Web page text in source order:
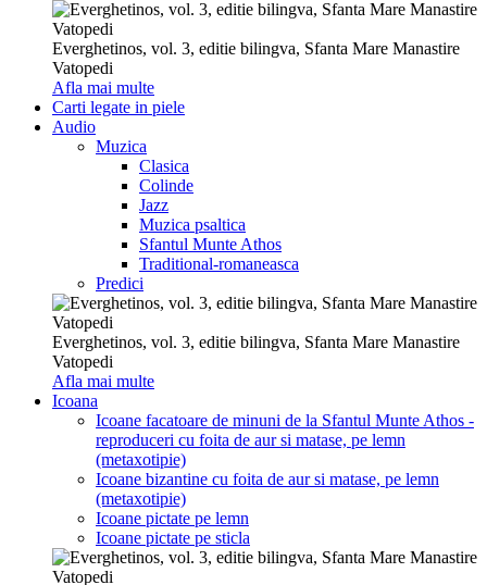
Everghetinos, vol. 3, editie bilingva, Sfanta Mare Manastire
Vatopedi
Afla mai multe
Carti legate in piele
Audio
Muzica
Clasica
Colinde
Jazz
Muzica psaltica
Sfantul Munte Athos
Traditional-romaneasca
Predici
Everghetinos, vol. 3, editie bilingva, Sfanta Mare Manastire
Vatopedi
Afla mai multe
Icoana
Icoane facatoare de minuni de la Sfantul Munte Athos -
reproduceri cu foita de aur si matase, pe lemn
(metaxotipie)
Icoane bizantine cu foita de aur si matase, pe lemn
(metaxotipie)
Icoane pictate pe lemn
Icoane pictate pe sticla